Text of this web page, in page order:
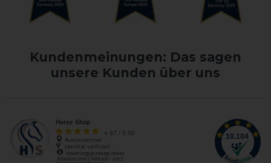
Kundenmeinungen: Das sagen
unsere Kunden über uns